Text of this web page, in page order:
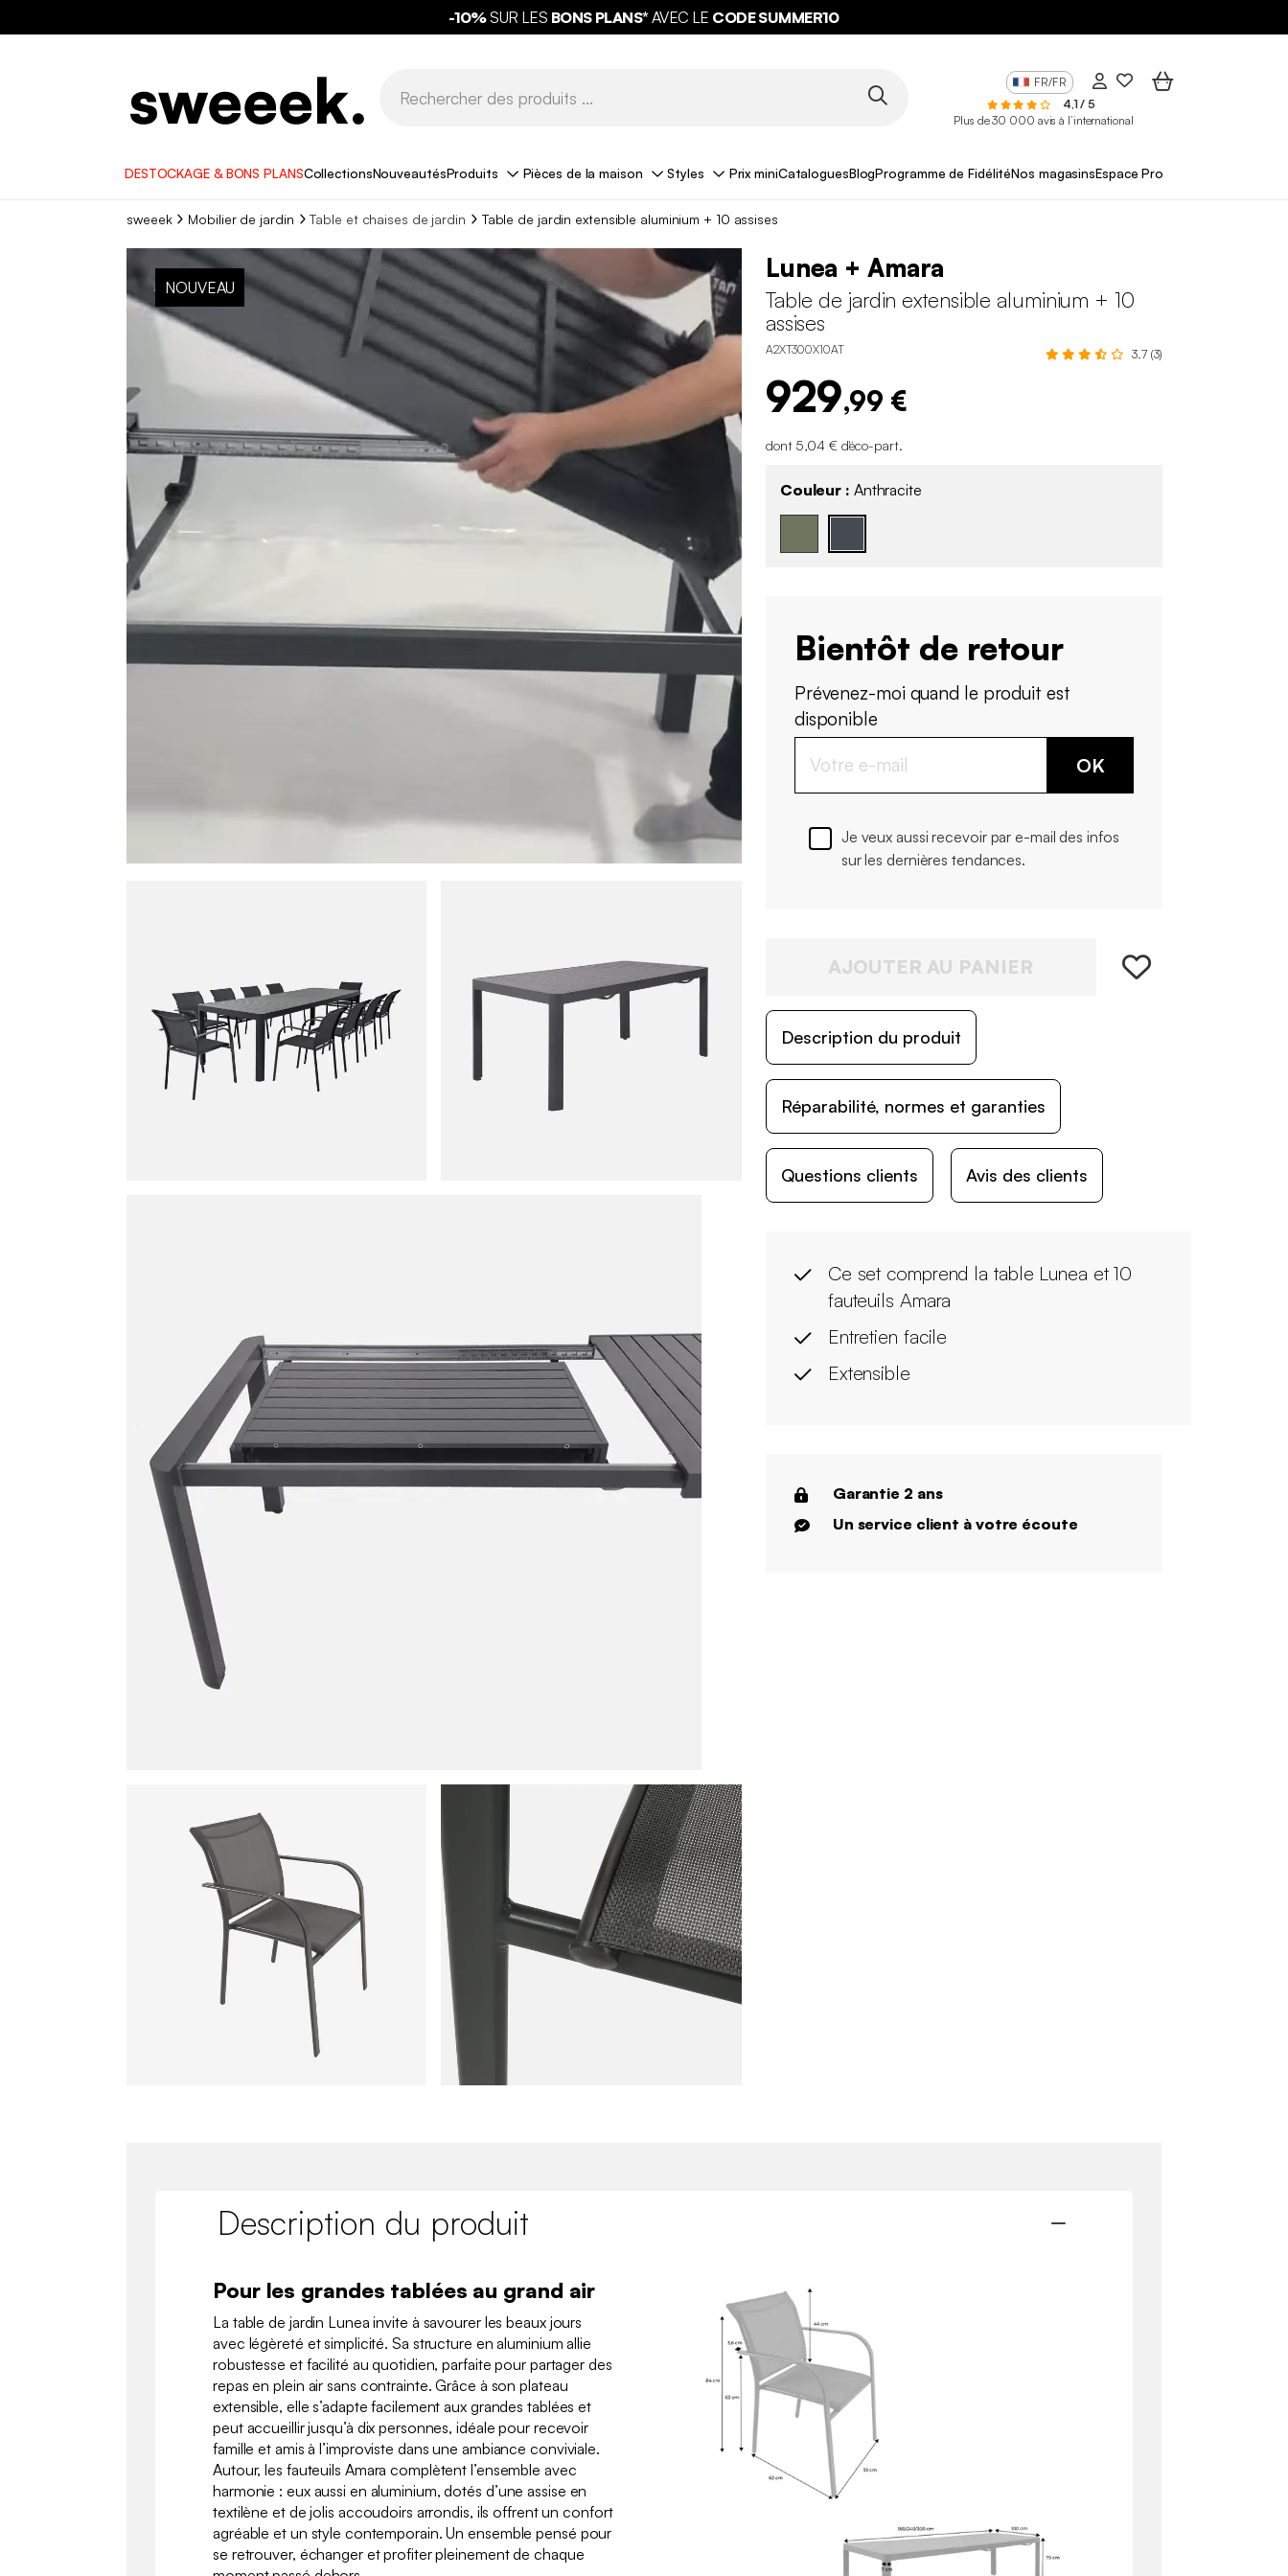
-10%SUR LES BONS PLANS*AVEC LE CODE SUMMER10
FR/FR
4,1 / 5
Plus de 30 000 avis à l’international
DESTOCKAGE & BONS PLANSCollectionsNouveautésProduits Pièces de la maison Styles Prix miniCataloguesBlogProgramme de FidélitéNos magasinsEspace Pro
sweeek Mobilier de jardin Table et chaises de jardin Table de jardin extensible aluminium + 10 assises
NOUVEAU
Lunea + Amara
Table de jardin extensible aluminium + 10
assises
A2XT300X10AT 3.7 (3)
929,99 €
dont 5,04 € d'éco-part.
Couleur : Anthracite
Bientôt de retour
Prévenez-moi quand le produit est
disponible
OK
Je veux aussi recevoir par e-mail des infos
sur les dernières tendances.
AJOUTER AU PANIER
Description du produit
Réparabilité, normes et garanties
Questions clients Avis des clients
Ce set comprend la table Lunea et 10
fauteuils Amara
Entretien facile
Extensible
Garantie 2 ans
Un service client à votre écoute
Description du produit
Pour les grandes tablées au grand air
La table de jardin Lunea invite à savourer les beaux jours
avec légèreté et simplicité. Sa structure en aluminium allie
robustesse et facilité au quotidien, parfaite pour partager des
repas en plein air sans contrainte. Grâce à son plateau
extensible, elle s’adapte facilement aux grandes tablées et
peut accueillir jusqu’à dix personnes, idéale pour recevoir
famille et amis à l’improviste dans une ambiance conviviale.
Autour, les fauteuils Amara complètent l’ensemble avec
harmonie : eux aussi en aluminium, dotés d’une assise en
textilène et de jolis accoudoirs arrondis, ils offrent un confort
agréable et un style contemporain. Un ensemble pensé pour
se retrouver, échanger et profiter pleinement de chaque